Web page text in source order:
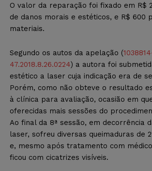
O valor da reparação foi fixado em R$
de danos morais e estéticos, e R$ 600
materiais.
Segundo os autos da apelação (
47.2018.8.26.0224) a autora foi
estético a laser cuja indicação era de
Porém, como não obteve o resultado
à clínica para avaliação, ocasião em
oferecidas mais sessões do
Ao final da 8ª sessão, em decorrência
laser, sofreu diversas queimaduras de
e, mesmo após tratamento com
ficou com cicatrizes visíveis.